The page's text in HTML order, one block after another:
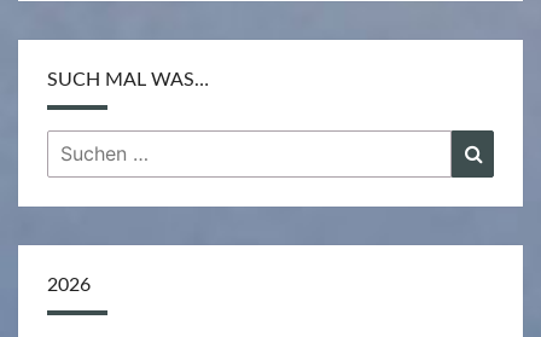
SUCH MAL WAS…
Suchen
nach:
2026